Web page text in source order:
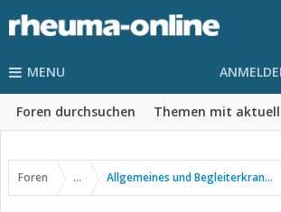
MENU
Foren durchsuchen Themen mit
Foren ... Allgemeines und